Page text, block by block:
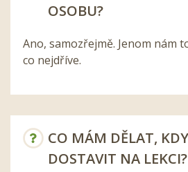
OSOBU?
Ano, samozřejmě. Jenom nám
co nejdříve.
CO MÁM DĚLAT,
DOSTAVIT NA LEKCI?